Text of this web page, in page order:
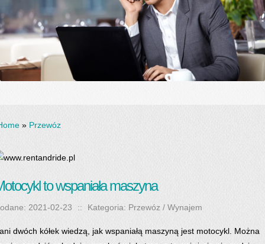
» Przewóz
to wspaniała maszyna
2021-02-23 :: Kategoria: Przewóz / Wynajem
dwóch kółek wiedzą, jak wspaniałą maszyną jest motocykl. Można